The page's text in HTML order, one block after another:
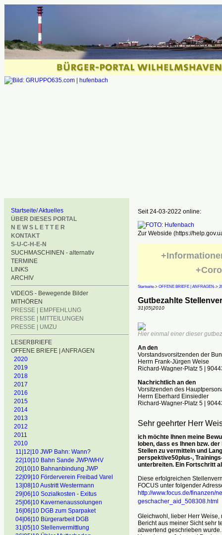
Startseite/ Aktuelles
ÜBER DIESES PORTAL
N E W S L E T T E R
KONTAKT
S-U-C-H-E-N
SUCHMASCHINEN - alternativ
TERMINE
LINKS
ARCHIV
VIDEOS - Bewegende Bilder
MITHÖREN
PRESSE | EMPFEHLUNG
PRESSE | MITTEILUNGEN
PRESSE | UMZU
LESERBRIEFE
OFFENE BRIEFE | ANFRAGEN
2020
2019
2018
2017
2016
2015
2014
2013
2012
2011
2010
11|12|10 JWP Bahn: Wann?
22|10|10 Bahn Sande JWP/WHV
20|10|10 Bahnanbindung JWP
22|09|10 Förderverein Freibad Varel
13|08|10 Austritt Westermann
29|06|10 Sozialkosten - Exitus
25|06|10 Kavernenaussolungen
16|06|10 DGB zum Sparpaket
04|06|10 Bürgerarbeit DGB
31|05|10 Stellenvermittlung
Seit 24-03-2022 online:
Zur Webside (https://
Startseite-> OFFENE BRIEFE | ANFRAGEN->
Gutbezahlte
31|05|2010
Hier einmal einer dieser
An den
Vorstandsvorsitzenden
Herrn Frank-Jürgen Weise
Richard-Wagner-Platz 5 |
Nachrichtlich an den
Vorsitzenden des
Herrn Eberhard Einsiedler
Richard-Wagner-Platz 5 |
Sehr geehrter Herr
ich möchte Ihnen meine
loben, dass es Ihnen bzw.
Stellen zu vermitteln und
perspektive50plus-,
unterbreiten. Ein Fortschritt
Diese erfolgreichen
FOCUS unter folgender
http://www.focus.de/finanzen/
geschacher_aid_508308.html
Gleichwohl, lieber Herr Weise,
Bericht aus meiner Sicht sehr
abwertend geschrieben